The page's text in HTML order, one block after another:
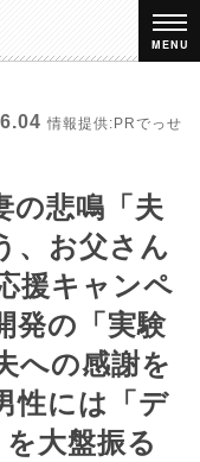
MENU
情報提供:PRでっせ
の悲鳴「夫
、お父さん
援キャンペ
発の「実験
への感謝を
性には「デ
大盤振る